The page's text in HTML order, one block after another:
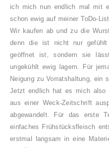
ich mich nun endlich mal mit
schon ewig auf meiner ToDo-
Wir kaufen ab und zu die
denn die ist nicht nur
geöffnet ist, sondern sie
ungekühlt ewig lagern. Für
Neigung zu Vorratshaltung, ein
Jetzt endlich hat es mich also
aus einer Weck-Zeitschrift
abgewandelt. Für das erste
einfaches Frühstücksfleisch
erstmal langsam in eine